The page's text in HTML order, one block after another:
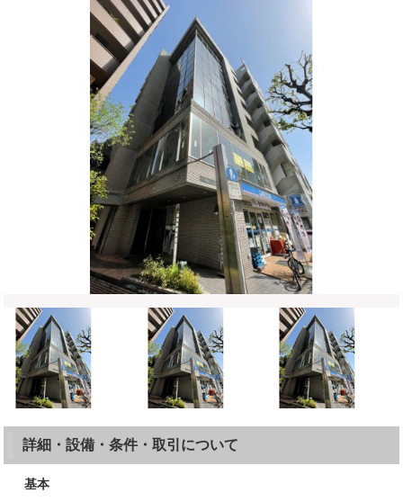
詳細・設備・条件・取引について
基本